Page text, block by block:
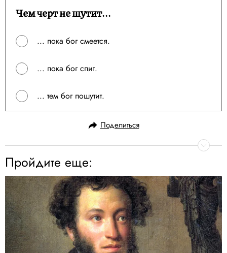
Чем черт не шутит...
... пока бог смеется.
... пока бог спит.
... тем бог пошутит.
Поделиться
Пройдите еще: